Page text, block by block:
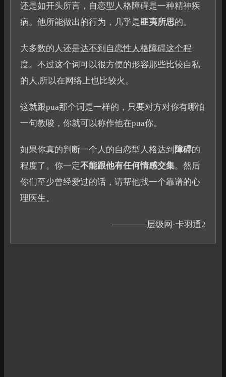
还是如开头所言，自恋型人格障碍是一种精神疾
病。他所能做出的行为，几乎是匪夷所思的。
大多数的人还是达不到自恋性人格障碍这个程
度。不过这个词可以很方便的形容那些比较自私
的人,所以在网络上也比较火。
这就跟pua那个词是一样的，只要对方对你有哪怕
一句教唆，你就可以称作他在pua你。
如果你真的判断一个人的自恋型人格达到 障碍的
程度了。你一定不能跟他有任何情感交集。然后
你们至少曾经爱过的话，请帮他找一个靠谱的心
理医生。
————层级网·卡羽通2